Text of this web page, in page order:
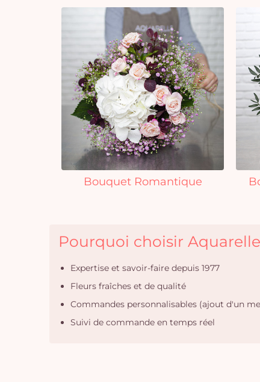
Bouquet Romantique
Pourquoi choisir
Expertise et savoir-faire depuis 1977
Fleurs fraîches et de qualité
Commandes personnalisables (ajout d'un
Suivi de commande en temps réel